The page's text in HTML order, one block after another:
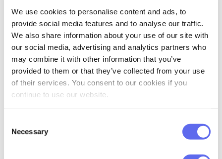
We use cookies to personalise content and ads, to
provide social media features and to analyse our traffic.
We also share information about your use of our site with
our social media, advertising and analytics partners who
may combine it with other information that you’ve
provided to them or that they’ve collected from your use
of their services. You consent to our cookies if you
continue to use our website.
Selection
Necessary
umgehen. Und frustrierte Designer
schaffen keine guten Arbeiten, egal wie
talentiert sie sind.
Irgendwann, wenn sich das
Kommunikationsmuster nicht ändert,
hören die Leute auf, es zu versuchen. Sie
vermeiden Meetings, kürzen die
Antworten und verlieren die Motivation.
Und das ist der Moment, in dem
Teamarbeit aufhört, „Teamarbeit“ zu sein,